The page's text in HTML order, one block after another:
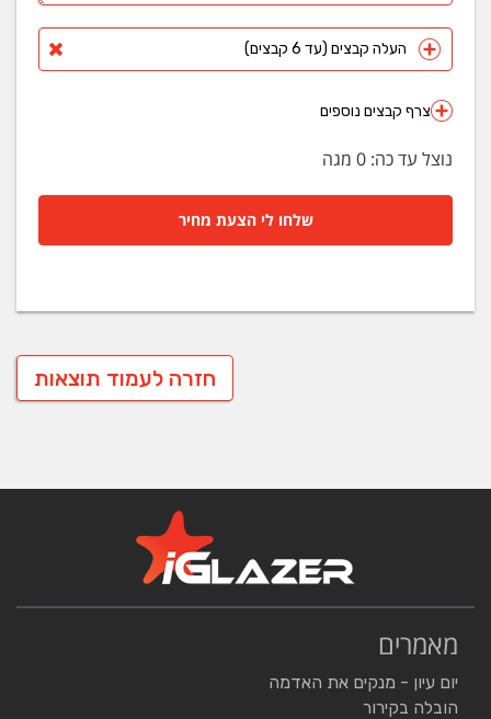
העלה קבצים (עד 6 קבצים)
צרף קבצים נוספים
נוצל עד כה: 0 מגה
שלחו לי הצעת מחיר
חזרה לעמוד תוצאות
מאמרים
יום עיון - מנקים את האדמה
הובלה בקירור